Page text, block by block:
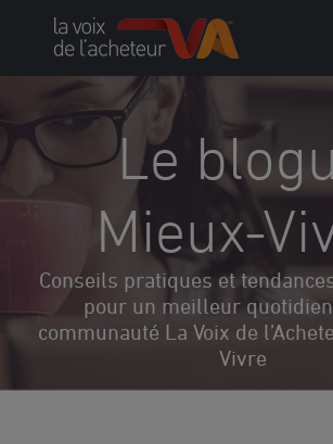
Le
Mieux-
Conseils pratiques et
pour un meilleur
communauté La Voix de
Vivre